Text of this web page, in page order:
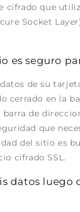
cifrado que
Socket
es seguro
de su
cerrado en la
de
que
del sitio es
cifrado SSL.
datos luego